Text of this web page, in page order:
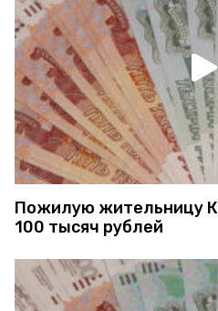
Пожилую жительницу
100 тысяч рублей